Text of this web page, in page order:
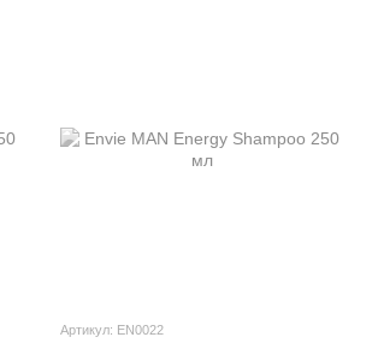
Артикул: EN0022